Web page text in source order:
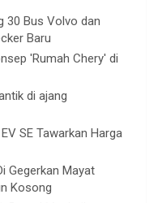
30 Bus Volvo dan
Baru
'Rumah Chery' di
di ajang
SE Tawarkan Harga
Gegerkan Mayat
Kosong